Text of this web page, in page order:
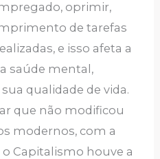
oprimir,
de tarefas
e isso afeta a
saúde mental,
qualidade de vida.
que não modificou
modernos, com a
Capitalismo houve a